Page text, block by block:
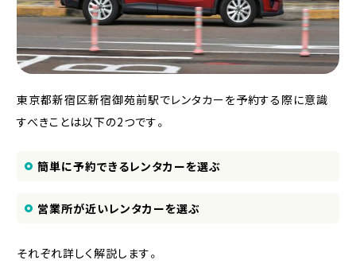
東京都新宿区新宿御苑前駅でレンタカーを予約する際に意識
すべきことは以下の2つです。
簡単に予約できるレンタカーを選ぶ
営業所が近いレンタカーを選ぶ
それぞれ詳しく解説します。